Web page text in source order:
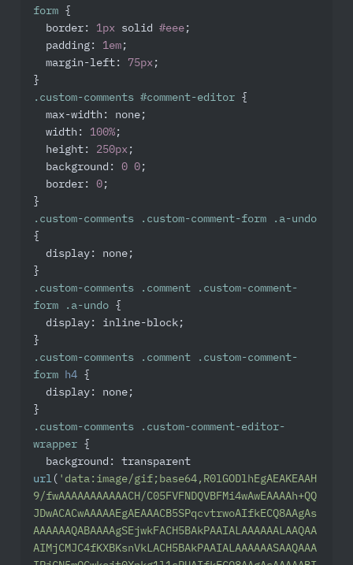
form {
border : 1px solid #eee ;
padding : 1em ;
margin-left : 75px ;
.custom-comments #comment-editor {
max-width : none;
width : 100% ;
height : 250px ;
background : 0 0 ;
border : 0 ;
.custom-comments
.custom-comment-form
.a-undo
{
display : none;
.custom-comments
.comment
.custom-comment-
form
.a-undo {
display : inline-block;
.custom-comments
.comment
.custom-comment-
form
h4 {
display : none;
.custom-comments
.custom-comment-editor-
wrapper {
background
url ( 'data:image/gif;base64,R0lGODlhEgAEAKEAAH
9/fwAAAAAAAAAAACH/C05FVFNDQVBFMi4wAwEAAAAh+QQ
JDwACACwAAAAAEgAEAAACB5SPqcvtrwoAIfkECQ8AAgAs
AAAAAAQABAAAAgSEjwkFACH5BAkPAAIALAAAAAALAAQAA
AIMjCMJC4fKXBKsnVkLACH5BAkPAAIALAAAAAASAAQAAA